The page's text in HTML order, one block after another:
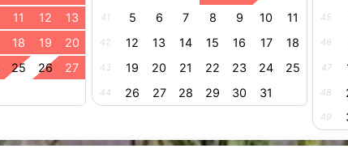
11 12 13
18 19 20
25 26 27
41 5 6 7 8 9 10 11
42 12 13 14 15 16 17 18
43 19 20 21 22 23 24 25
44 26 27 28 29 30 31
45
46
47
48
49